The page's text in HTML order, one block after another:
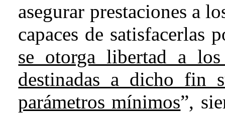
asegurar prestaciones a
capaces de satisfacerlas
se otorga libertad a
destinadas a dicho fin
parámetros mínimos”,